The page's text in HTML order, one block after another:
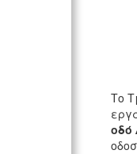
Το
οδό